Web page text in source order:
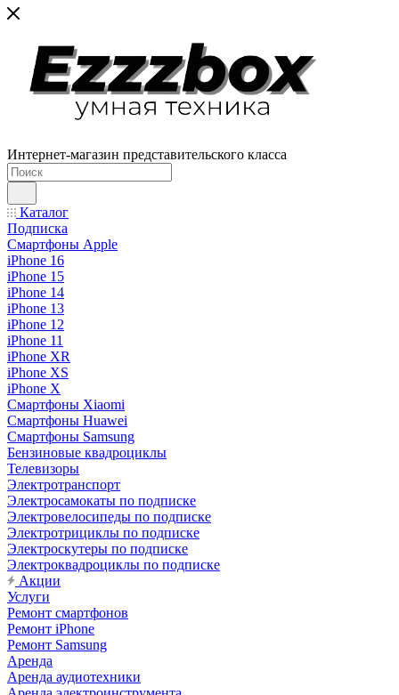
Интернет-магазин представительского класса
Каталог
Подписка
Смартфоны Apple
iPhone 16
iPhone 15
iPhone 14
iPhone 13
iPhone 12
iPhone 11
iPhone XR
iPhone XS
iPhone X
Смартфоны Xiaomi
Смартфоны Huawei
Смартфоны Samsung
Бензиновые квадроциклы
Телевизоры
Электротранспорт
Электросамокаты по подписке
Электровелосипеды по подписке
Электротрициклы по подписке
Электроскутеры по подписке
Электроквадроциклы по подписке
Акции
Услуги
Ремонт смартфонов
Ремонт iPhone
Ремонт Samsung
Аренда
Аренда аудиотехники